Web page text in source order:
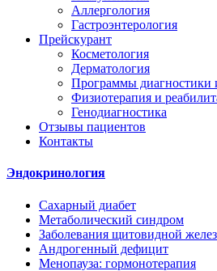
Аллергология
Гастроэнтерология
Прейскурант
Косметология
Дерматология
Программы диагностики
Физиотерапия и
Генодиагностика
Отзывы пациентов
Контакты
Эндокринология
Сахарный диабет
Метаболический синдром
Заболевания щитовидной
Андрогенный дефицит
Менопауза: гормонотерапия